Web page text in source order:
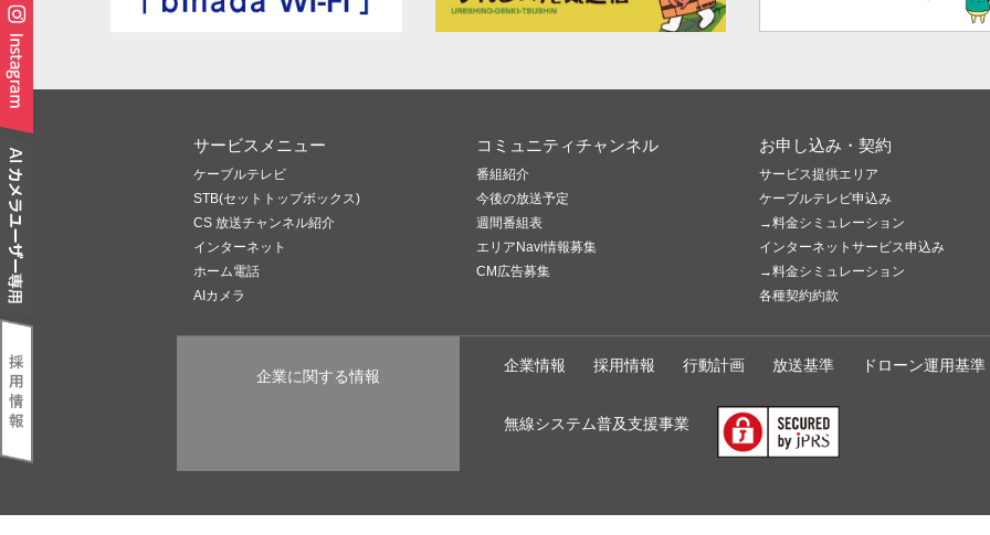
サービスメニュー
ケーブルテレビ
STB(セットトップボックス)
CS 放送チャンネル紹介
インターネット
ホーム電話
AIカメラ
コミュニティチャンネル
番組紹介
今後の放送予定
週間番組表
エリアNavi情報募集
CM広告募集
お申し込み・契約
サービス提供エリア
ケーブルテレビ申込み
→料金シミュレーション
インターネットサービス申込み
→料金シミュレーション
各種契約約款
企業に関する情報
企業情報 採用情報 行動計画 放送基準 ドローン運用基準
無線システム普及支援事業